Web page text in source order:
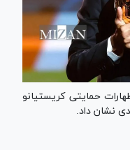
حمایتی کریستیانو
نشان داد.